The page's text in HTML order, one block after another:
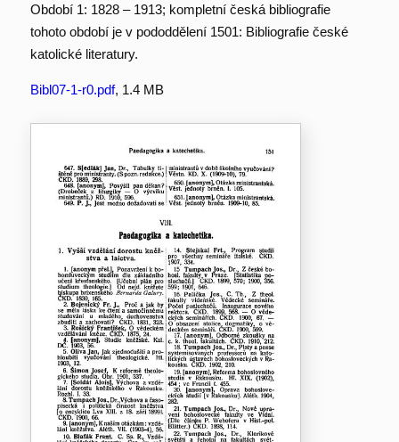
Období 1: 1828 – 1913; kompletní česká bibliografie
tohoto období je v pododdělení 1501: Bibliografie české
katolické literatury.
Bibl07-1-r0.pdf, 1.4 MB